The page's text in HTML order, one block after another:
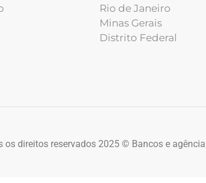
Rio de Janeiro
Minas Gerais
Distrito Federal
os direitos reservados 2025 © Bancos e